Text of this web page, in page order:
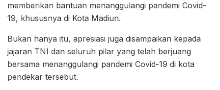
memberikan bantuan menanggulangi pandemi Covid-
19, khususnya di Kota Madiun.
Bukan hanya itu, apresiasi juga disampaikan kepada
jajaran TNI dan seluruh pilar yang telah berjuang
bersama menanggulangi pandemi Covid-19 di kota
pendekar tersebut.